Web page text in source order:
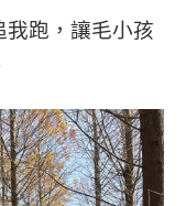
跑，讓毛小孩